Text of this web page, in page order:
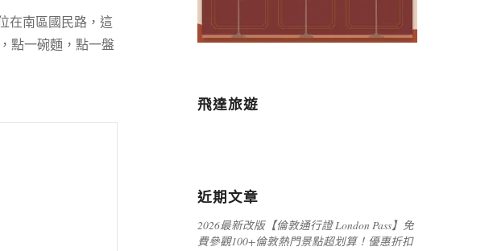
在南區國民路，這
點一碗麵，點一盤
飛達旅遊
近期文章
2026最新改版【倫敦通行證 London Pass】免
費參觀100+倫敦熱門景點超划算！優惠折扣